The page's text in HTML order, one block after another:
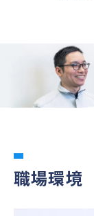
職場環境